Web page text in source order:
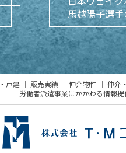
馬越陽子選
戸建 販売実績 仲介物件 仲介
労働者派遣事業にかかわる情報提